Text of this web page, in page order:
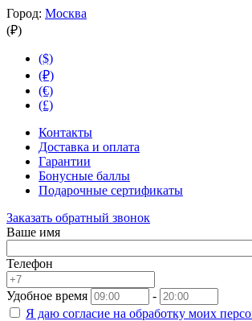
Город: Москва
(₽)
($)
(₽)
(€)
(£)
Контакты
Доставка и оплата
Гарантии
Бонусные баллы
Подарочные сертификаты
Заказать обратный звонок
Ваше имя
Телефон
Удобное время
-
Я даю согласие на обработку моих